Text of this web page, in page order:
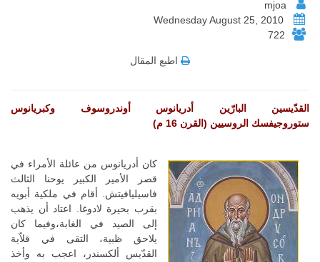
722
اطبع المقال
القدّيسين البارّين أدريانوس أوندروسوف وكبريانوس
ستوروجيفسك الروسيين (القرن 16 م)
كان أدريانوس من عائلة الأمراء في
قصر الأمير الكبير يوحنا الثالث
فاسيليافيتش. أقام في ملكية أبويه
بقرب بحيرة لادوغا. اعتاد أن يذهب
إلى الصيد في الغابة،وفيما كان
يلاحق ظبية، التقى في قلاّية
القدّيس ألكسندر، اعجب به وأخذ